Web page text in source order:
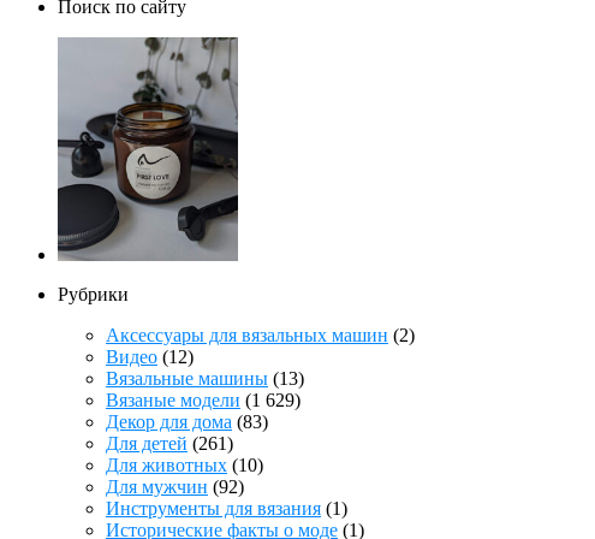
Поиск по сайту
Рубрики
Аксессуары для вязальных машин (2)
Видео (12)
Вязальные машины (13)
Вязаные модели (1 629)
Декор для дома (83)
Для детей (261)
Для животных (10)
Для мужчин (92)
Инструменты для вязания (1)
Исторические факты о моде (1)